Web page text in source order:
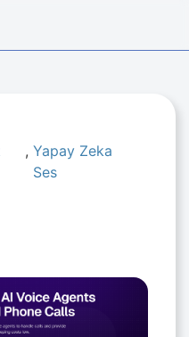
,Yapay Zeka
Ses